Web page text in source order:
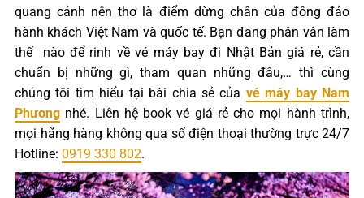
quang cảnh nên thơ là điểm dừng chân của đông đảo
hành khách Việt Nam và quốc tế. Bạn đang phân vân làm
thế nào để rinh về vé máy bay đi Nhật Bản giá rẻ, cần
chuẩn bị những gì, tham quan những đâu,… thì cùng
chúng tôi tìm hiểu tại bài chia sẻ của vé máy bay Nam
Phương nhé. Liên hệ book vé giá rẻ cho mọi hành trình,
mọi hãng hàng không qua số điện thoại thường trực 24/7
Hotline: 0919 330 802.